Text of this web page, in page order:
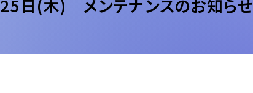
日(木) メンテナンスのお知らせ